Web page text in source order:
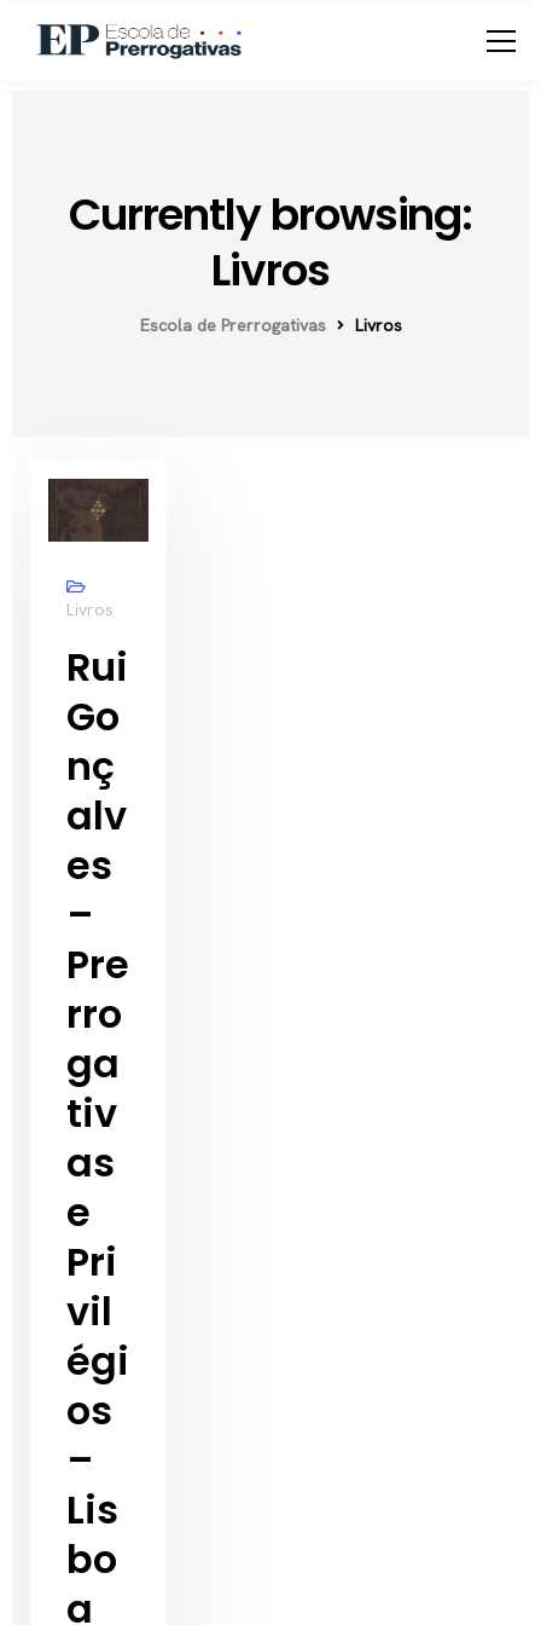
Currently browsing:
Livros
Escola de Prerrogativas Livros
Livros
Rui
Go
nç
alv
es
–
Pre
rro
ga
tiv
as
e
Pri
vil
égi
os
–
Lis
bo
a